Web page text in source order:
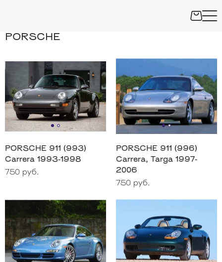
PORSCHE
PORSCHE 911 (993)
Carrera 1993-1998
750 руб.
PORSCHE 911 (996)
Carrera, Targa 1997-
2006
750 руб.